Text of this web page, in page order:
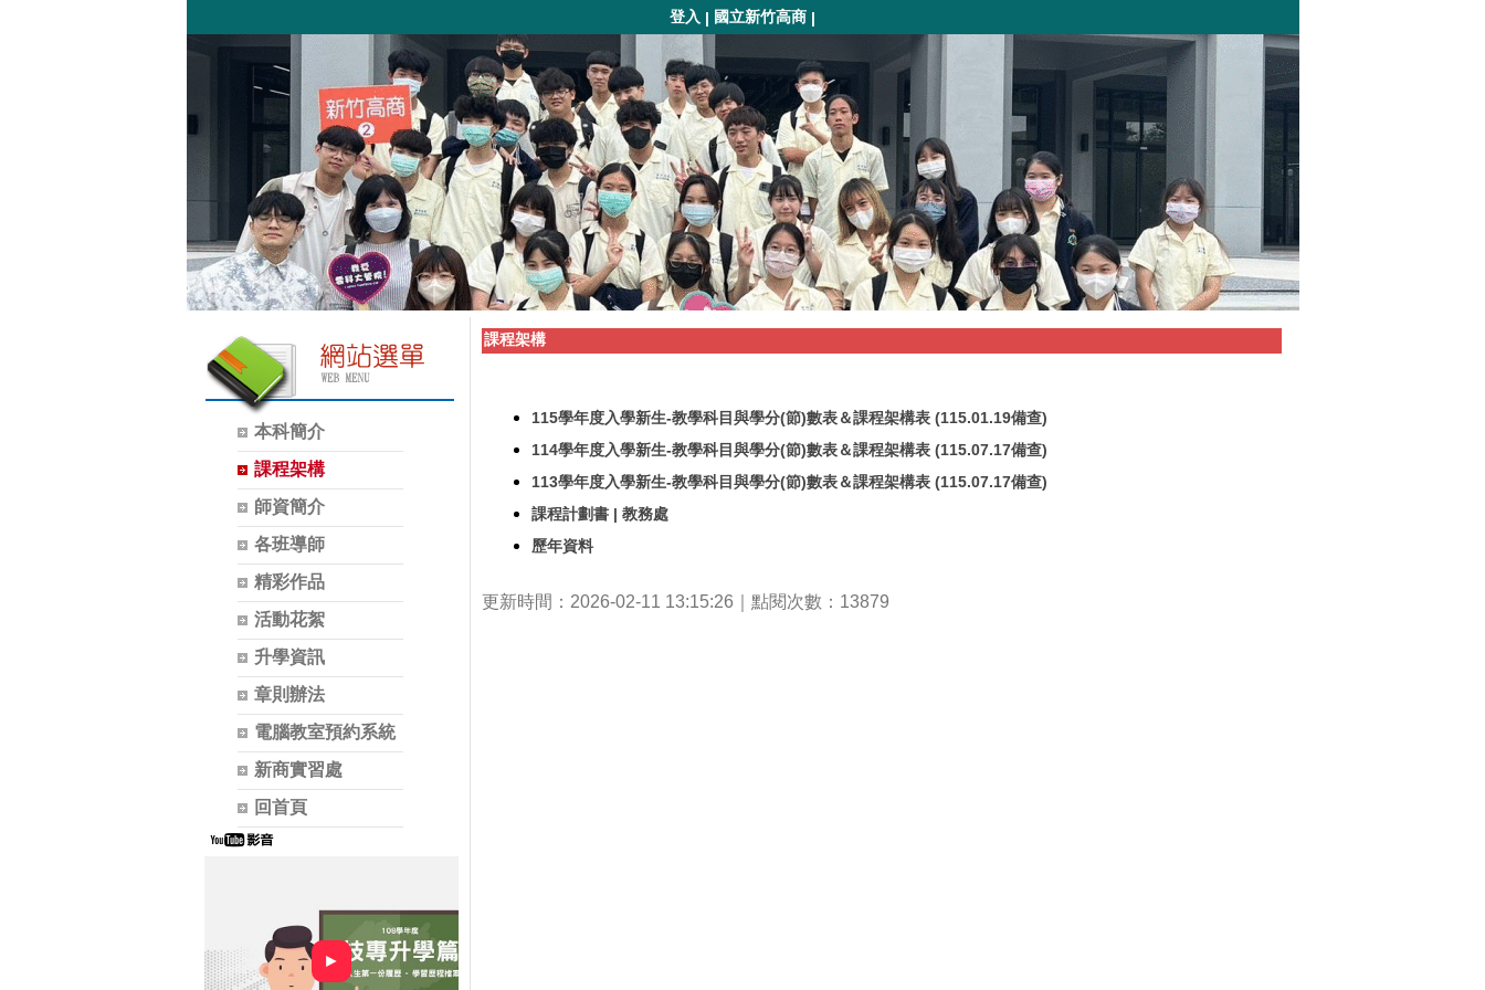
登入 | 國立新竹高商 |
本科簡介
課程架構
師資簡介
各班導師
精彩作品
活動花絮
升學資訊
章則辦法
電腦教室預約系統
新商實習處
回首頁
►
課程架構
115學年度入學新生-教學科目與學分(節)數表＆課程架構表 (115.01.19備查)
114學年度入學新生-教學科目與學分(節)數表＆課程架構表 (115.07.17備查)
113學年度入學新生-教學科目與學分(節)數表＆課程架構表 (115.07.17備查)
課程計劃書 | 教務處
歷年資料
更新時間：2026-02-11 13:15:26｜點閱次數：13879